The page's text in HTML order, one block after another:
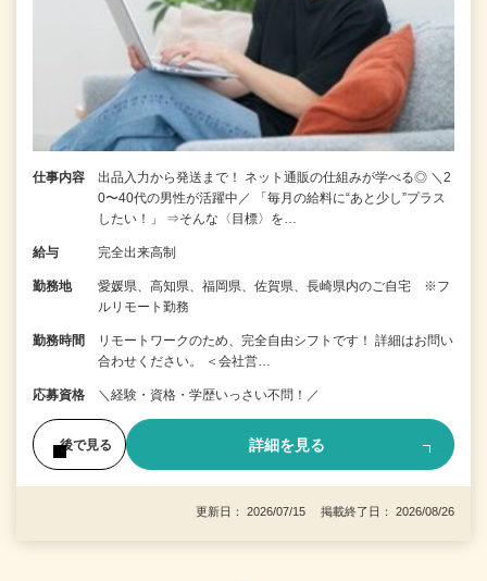
仕事内容
出品入力から発送まで！ ネット通販の仕組みが学べる◎ ＼2
0〜40代の男性が活躍中／ 「毎月の給料に“あと少し”プラス
したい！」 ⇒そんな〈目標〉を…
給与 完全出来高制
勤務地
愛媛県、高知県、福岡県、佐賀県、長崎県内のご自宅 ※フ
ルリモート勤務
勤務時間
リモートワークのため、完全自由シフトです！ 詳細はお問い
合わせください。 ＜会社営…
応募資格 ＼経験・資格・学歴いっさい不問！／
後で見る 詳細を見る
更新日： 2026/07/15 掲載終了日： 2026/08/26